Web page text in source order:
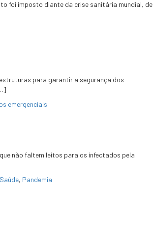
foi imposto diante da crise sanitária mundial, de
para garantir a segurança dos
emergenciais
não faltem leitos para os infectados pela
, Pandemia